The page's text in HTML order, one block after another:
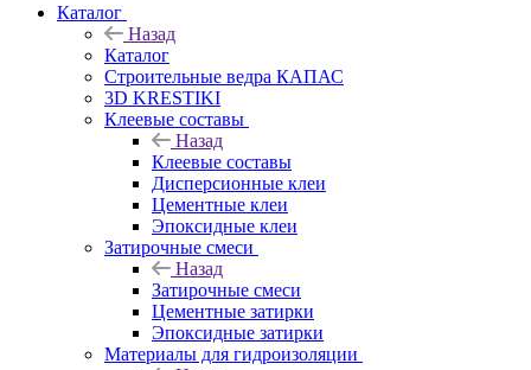
Каталог
Назад
Каталог
Строительные ведра КАПАС
3D KRESTIKI
Клеевые составы
Назад
Клеевые составы
Дисперсионные клеи
Цементные клеи
Эпоксидные клеи
Затирочные смеси
Назад
Затирочные смеси
Цементные затирки
Эпоксидные затирки
Материалы для гидроизоляции